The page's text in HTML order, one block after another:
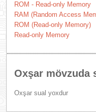
ROM - Read-only Memory
RAM (Random Access
ROM (Read-only Memory)
Read-only Memory
Oxşar mövzuda
Oxşar sual yoxdur